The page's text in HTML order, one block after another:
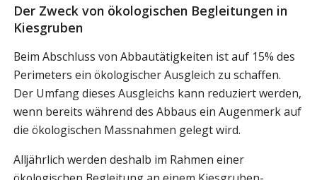
Der Zweck von ökologischen Begleitungen in
Kiesgruben
Beim Abschluss von Abbautätigkeiten ist auf 15% des
Perimeters ein ökologischer Ausgleich zu schaffen.
Der Umfang dieses Ausgleichs kann reduziert werden,
wenn bereits während des Abbaus ein Augenmerk auf
die ökologischen Massnahmen gelegt wird.
Alljährlich werden deshalb im Rahmen einer